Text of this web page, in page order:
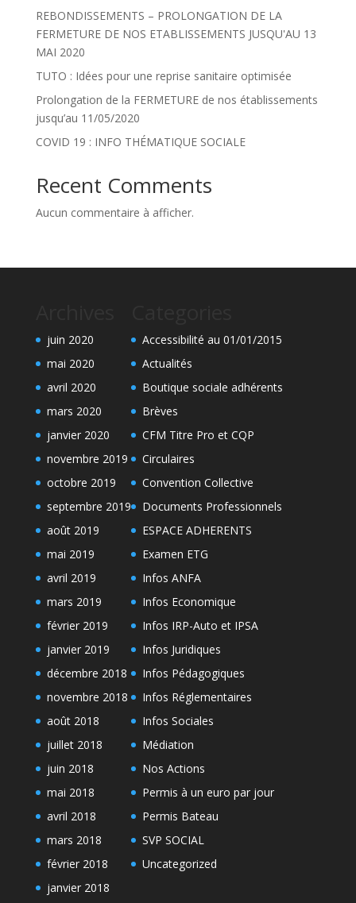
REBONDISSEMENTS – PROLONGATION DE LA
FERMETURE DE NOS ETABLISSEMENTS JUSQU'AU 13
MAI 2020
TUTO : Idées pour une reprise sanitaire optimisée
Prolongation de la FERMETURE de nos établissements
jusqu’au 11/05/2020
COVID 19 : INFO THÉMATIQUE SOCIALE
Recent Comments
Aucun commentaire à afficher.
juin 2020
mai 2020
avril 2020
mars 2020
janvier 2020
novembre 2019
octobre 2019
septembre 2019
août 2019
mai 2019
avril 2019
mars 2019
février 2019
janvier 2019
décembre 2018
novembre 2018
août 2018
juillet 2018
juin 2018
mai 2018
avril 2018
mars 2018
février 2018
janvier 2018
Accessibilité au 01/01/2015
Actualités
Boutique sociale adhérents
Brèves
CFM Titre Pro et CQP
Circulaires
Convention Collective
Documents Professionnels
ESPACE ADHERENTS
Examen ETG
Infos ANFA
Infos Economique
Infos IRP-Auto et IPSA
Infos Juridiques
Infos Pédagogiques
Infos Réglementaires
Infos Sociales
Médiation
Nos Actions
Permis à un euro par jour
Permis Bateau
SVP SOCIAL
Uncategorized